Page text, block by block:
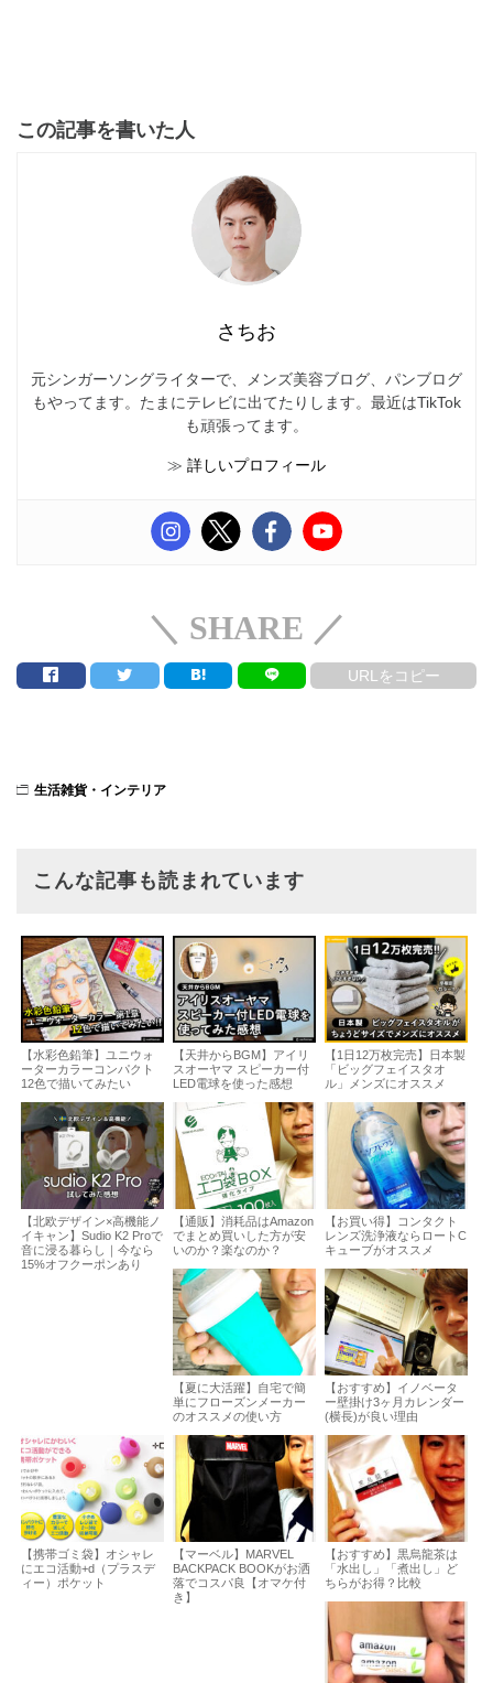
この記事を書いた人
さちお
元シンガーソングライターで、メンズ美容ブログ、パンブログ
もやってます。たまにテレビに出てたりします。最近はTikTok
も頑張ってます。
≫ 詳しいプロフィール
＼ SHARE ／
URLをコピー
生活雑貨・インテリア
こんな記事も読まれています
【水彩色鉛筆】ユニウォ
ーターカラーコンパクト
12色で描いてみたい
【天井からBGM】アイリ
スオーヤマ スピーカー付
LED電球を使った感想
【1日12万枚完売】日本製
「ビッグフェイスタオ
ル」メンズにオススメ
【北欧デザイン×高機能ノ
イキャン】Sudio K2 Proで
音に浸る暮らし｜今なら
15%オフクーポンあり
【通販】消耗品はAmazon
でまとめ買いした方が安
いのか？楽なのか？
【お買い得】コンタクト
レンズ洗浄液ならロートC
キューブがオススメ
【夏に大活躍】自宅で簡
単にフローズンメーカー
のオススメの使い方
【おすすめ】イノベータ
ー壁掛け3ヶ月カレンダー
(横長)が良い理由
【携帯ゴミ袋】オシャレ
にエコ活動+d（プラスデ
ィー）ポケット
【マーベル】MARVEL
BACKPACK BOOKがお洒
落でコスパ良【オマケ付
き】
【おすすめ】黒烏龍茶は
「水出し」「煮出し」ど
ちらがお得？比較